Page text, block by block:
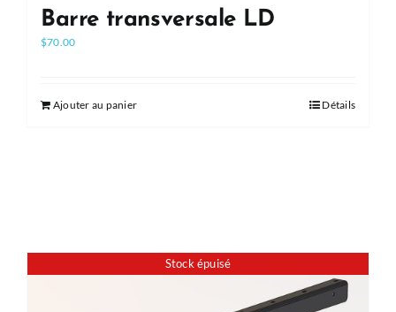
Barre transversale LD
$70.00
Ajouter au panier Détails
Stock épuisé